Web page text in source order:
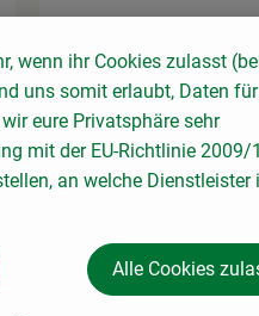
80 g
Glasnudeln
1 Stk
wenn ihr Cookies zulasst
uns somit erlaubt, Daten
eure Privatsphäre sehr
mit der EU-Richtlinie 2009/
an welche Dienstleister
Alle Cookies